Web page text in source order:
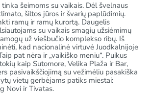
šeimoms su vaikais. Dėl švelnaus
šiltos jūros ir švarių paplūdimių.
ramų ir ramų kurortą. Daugelis
su vaikais smagių užsiėmimų
už viešbučio komplekso ribų. Iš
kad nacionalinė virtuvė Juodkalnijoje
pat nėra ir „vaikiško meniu“. Puikus
kaip Sutomore, Velika Plaža ir Bar,
pasivaikščiojimą su vežimėliu pasakiška
vietų gerbėjams patiks miestai:
Novi ir Tivatas.